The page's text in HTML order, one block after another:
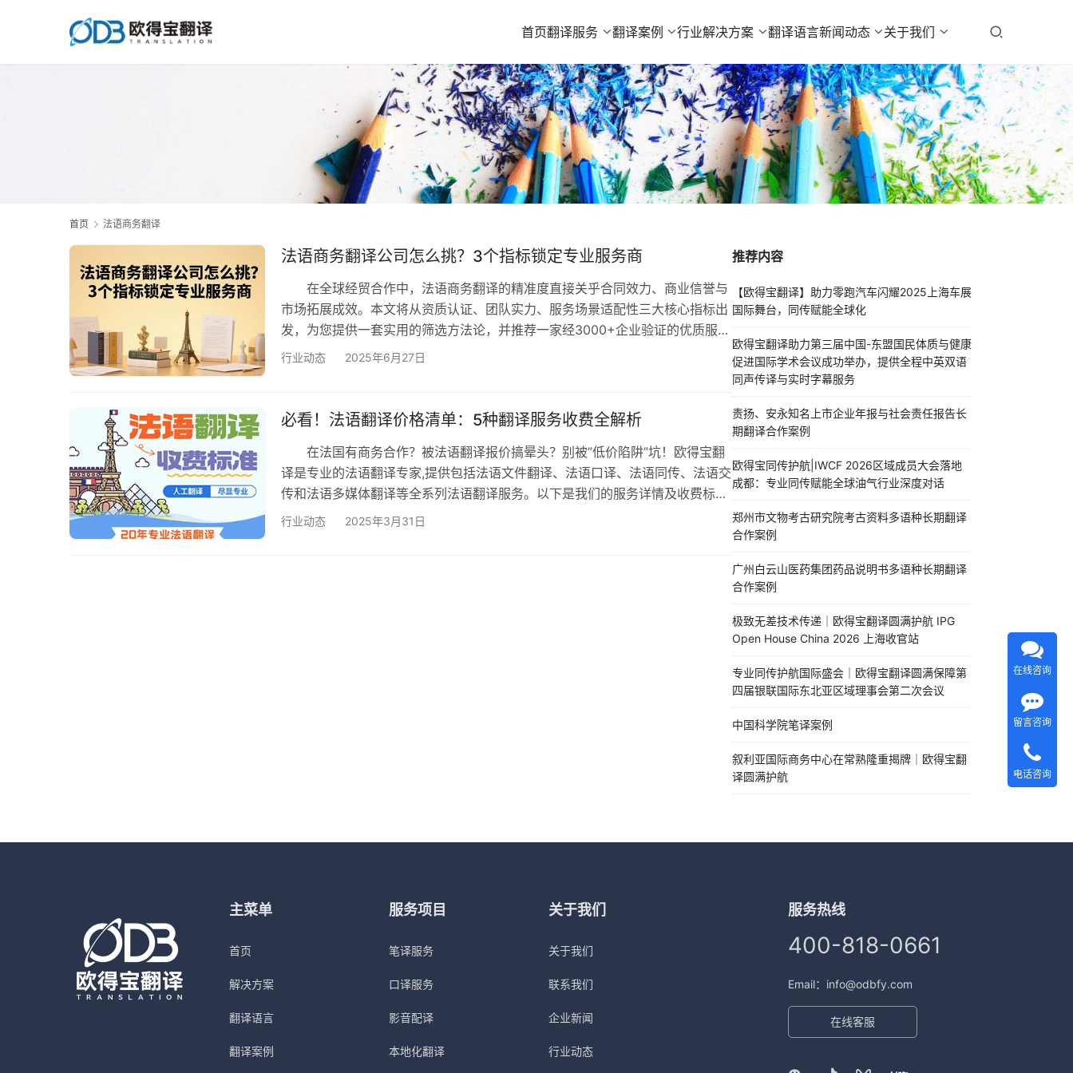
首页翻译服务 翻译案例 行业解决方案 翻译语言新闻动态 关于我们
首页 法语商务翻译
法语商务翻译公司怎么挑？3个指标锁定专业服务商
在全球经贸合作中，法语商务翻译的精准度直接关乎合同效力、商业信誉与
市场拓展成效。本文将从​​资质认证、团队实力、服务场景适配性​​三大核心指标出
发，为您提供一套实用的筛选方法论，并推荐一家经3000+企业验证的优质服务
商——欧得宝翻译。 一、资质认证：品质保障的硬核门槛 选择翻译公
（ATA）会员，代表其服务符合国际标准。 ​​…
行业动态 2025年6月27日
必看！法语翻译价格清单：5种翻译服务收费全解析
在法国有商务合作？被法语翻译报价搞晕头？别被”低价陷阱”坑！欧得宝翻
译是专业的法语翻译专家,提供包括法语文件翻译、法语口译、法语同传、法语交
传和法语多媒体翻译等全系列法语翻译服务。以下是我们的服务详情及收费标
准，省钱避坑必看！ 一、法语文件翻译怎么收费？ 服务范围：法语商
行业动态 2025年3月31日
推荐内容
【欧得宝翻译】助力零跑汽车闪耀2025上海车展
国际舞台，同传赋能全球化
欧得宝翻译助力第三届中国-东盟国民体质与健康
促进国际学术会议成功举办，提供全程中英双语
同声传译与实时字幕服务
责扬、安永知名上市企业年报与社会责任报告长
期翻译合作案例
欧得宝同传护航|IWCF 2026区域成员大会落地
成都：专业同传赋能全球油气行业深度对话
郑州市文物考古研究院考古资料多语种长期翻译
合作案例
广州白云山医药集团药品说明书多语种长期翻译
合作案例
极致无差技术传递｜欧得宝翻译圆满护航 IPG
Open House China 2026 上海收官站
专业同传护航国际盛会｜欧得宝翻译圆满保障第
四届银联国际东北亚区域理事会第二次会议
中国科学院笔译案例
叙利亚国际商务中心在常熟隆重揭牌｜欧得宝翻
译圆满护航
主菜单
首页
解决方案
翻译语言
翻译案例
服务项目
笔译服务
口译服务
影音配译
本地化翻译
关于我们
关于我们
联系我们
企业新闻
行业动态
服务热线
400-818-0661
Email：info@odbfy.com
在线客服
在线咨询
留言咨询
电话咨询